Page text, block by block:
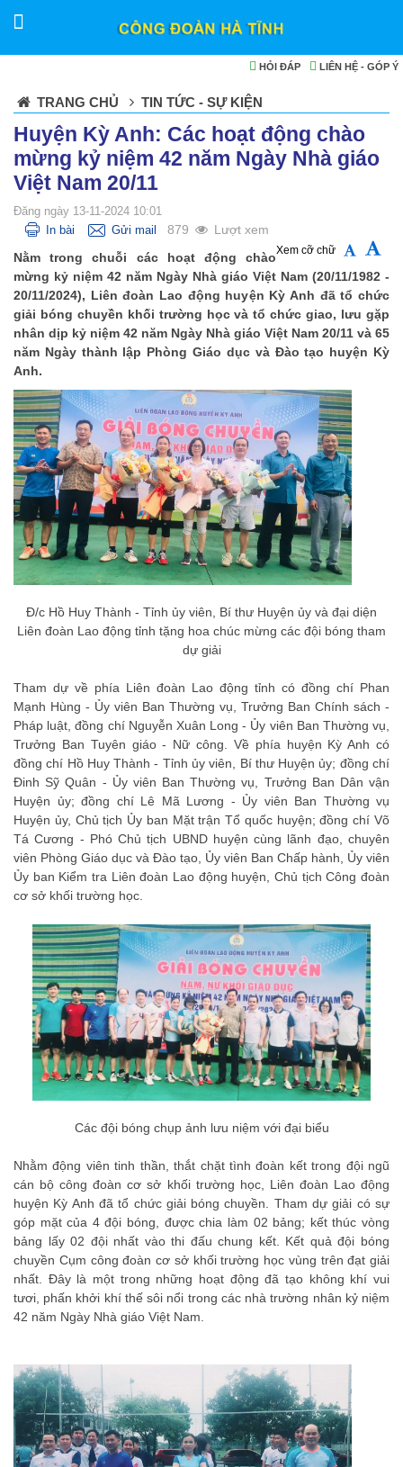
LIÊN HỆ - GÓP Ý
HỎI ĐÁP
TRANG CHỦ TIN TỨC - SỰ KIỆN
Huyện Kỳ Anh: Các hoạt động chào
mừng kỷ niệm 42 năm Ngày Nhà giáo
Việt Nam 20/11
Đăng ngày 13-11-2024 10:01
In bài
Gửi mail 879 Lượt xem
Xem cỡ chữ
Nằm trong chuỗi các hoạt động chào
mừng kỷ niệm 42 năm Ngày Nhà giáo Việt Nam (20/11/1982 -
20/11/2024), Liên đoàn Lao động huyện Kỳ Anh đã tổ chức
giải bóng chuyền khối trường học và tổ chức giao, lưu gặp
nhân dịp kỷ niệm 42 năm Ngày Nhà giáo Việt Nam 20/11 và 65
năm Ngày thành lập Phòng Giáo dục và Đào tạo huyện Kỳ
Anh.
Đ/c Hồ Huy Thành - Tỉnh ủy viên, Bí thư Huyện ủy và đại diện
Liên đoàn Lao động tỉnh tặng hoa chúc mừng các đội bóng tham
dự giải
Tham dự về phía Liên đoàn Lao động tỉnh có đồng chí Phan
Mạnh Hùng - Ủy viên Ban Thường vụ, Trưởng Ban Chính sách -
Pháp luật, đồng chí Nguyễn Xuân Long - Ủy viên Ban Thường vụ,
Trưởng Ban Tuyên giáo - Nữ công. Về phía huyện Kỳ Anh có
đồng chí Hồ Huy Thành - Tỉnh ủy viên, Bí thư Huyện ủy; đồng chí
Đinh Sỹ Quân - Ủy viên Ban Thường vụ, Trưởng Ban Dân vận
Huyện ủy; đồng chí Lê Mã Lương - Ủy viên Ban Thường vụ
Huyện ủy, Chủ tịch Ủy ban Mặt trận Tổ quốc huyện; đồng chí Võ
Tá Cương - Phó Chủ tịch UBND huyện cùng lãnh đạo, chuyên
viên Phòng Giáo dục và Đào tạo, Ủy viên Ban Chấp hành, Ủy viên
Ủy ban Kiểm tra Liên đoàn Lao động huyện, Chủ tịch Công đoàn
cơ sở khối trường học.
Các đội bóng chụp ảnh lưu niệm với đại biểu
Nhằm động viên tinh thần, thắt chặt tình đoàn kết trong đội ngũ
cán bộ công đoàn cơ sở khối trường học, Liên đoàn Lao động
huyện Kỳ Anh đã tổ chức giải bóng chuyền. Tham dự giải có sự
góp mặt của 4 đội bóng, được chia làm 02 bảng; kết thúc vòng
bảng lấy 02 đội nhất vào thi đấu chung kết. Kết quả đội bóng
chuyền Cụm công đoàn cơ sở khối trường học vùng trên đạt giải
nhất. Đây là một trong những hoạt động đã tạo không khí vui
tươi, phấn khởi khí thế sôi nổi trong các nhà trường nhân kỷ niệm
42 năm Ngày Nhà giáo Việt Nam.